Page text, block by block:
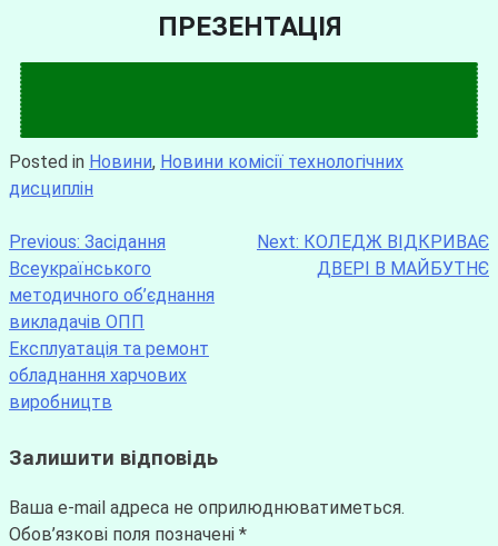
ПРЕЗЕНТАЦІЯ
Posted in Новини, Новини комісії технологічних
дисциплін
Previous: Засідання
Всеукраїнського
методичного об’єднання
викладачів ОПП
Експлуатація та ремонт
обладнання харчових
виробництв
Next: КОЛЕДЖ ВІДКРИВАЄ
ДВЕРІ В МАЙБУТНЄ
Залишити відповідь
Ваша e-mail адреса не оприлюднюватиметься.
Обов’язкові поля позначені *